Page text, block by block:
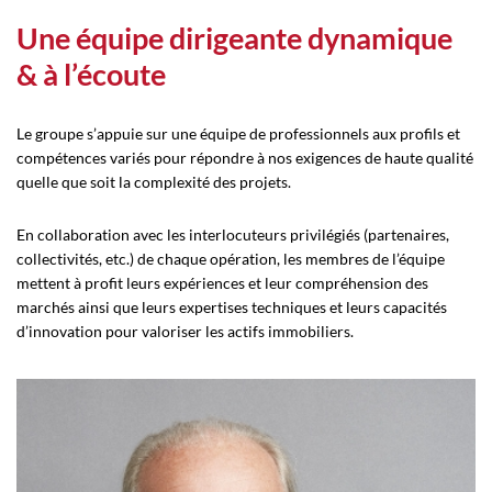
Une équipe dirigeante dynamique
& à l’écoute
Le groupe s’appuie sur une équipe de professionnels aux profils et
compétences variés pour répondre à nos exigences de haute qualité
quelle que soit la complexité des projets.
En collaboration avec les interlocuteurs privilégiés (partenaires,
collectivités, etc.) de chaque opération, les membres de l’équipe
mettent à profit leurs expériences et leur compréhension des
marchés ainsi que leurs expertises techniques et leurs capacités
d’innovation pour valoriser les actifs immobiliers.